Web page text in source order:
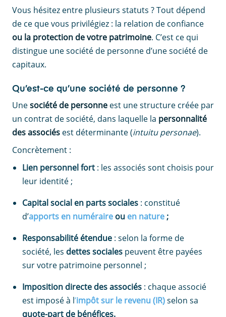
Vous hésitez entre plusieurs statuts ? Tout dépend
de ce que vous privilégiez : la relation de confiance
ou la protection de votre patrimoine. C’est ce qui
distingue une société de personne d’une société de
capitaux.
Qu’est-ce qu’une société de personne ?
Unesociété de personne est une structure créée par
un contrat de société, dans laquelle la personnalité
des associés est déterminante (intuitu personae).
Concrètement :
Lien personnel fort : les associés sont choisis pour
leur identité ;
Capital social en parts sociales : constitué
d’apports en numéraire ou en nature ;
Responsabilité étendue : selon la forme de
société, les dettes sociales peuvent être payées
sur votre patrimoine personnel ;
Imposition directe des associés : chaque associé
est imposé à l’impôt sur le revenu (IR)selon sa
quote-part de bénéfices.